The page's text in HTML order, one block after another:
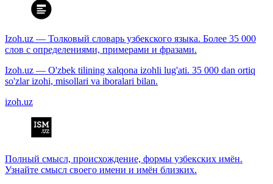
Izoh.uz — Толковый словарь узбекского языка. Более 35 000
слов с определениями, примерами и фразами.
Izoh.uz — O'zbek tilining xalqona izohli lug'ati. 35 000 dan ortiq
so'zlar izohi, misollari va iboralari bilan.
izoh.uz
Полный смысл, происхождение, формы узбекских имён.
Узнайте смысл своего имени и имён близких.